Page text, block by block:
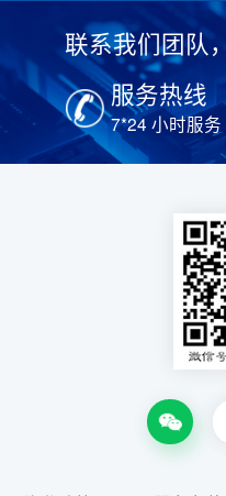
联系我们团队
服务热线
7*24 小时服务